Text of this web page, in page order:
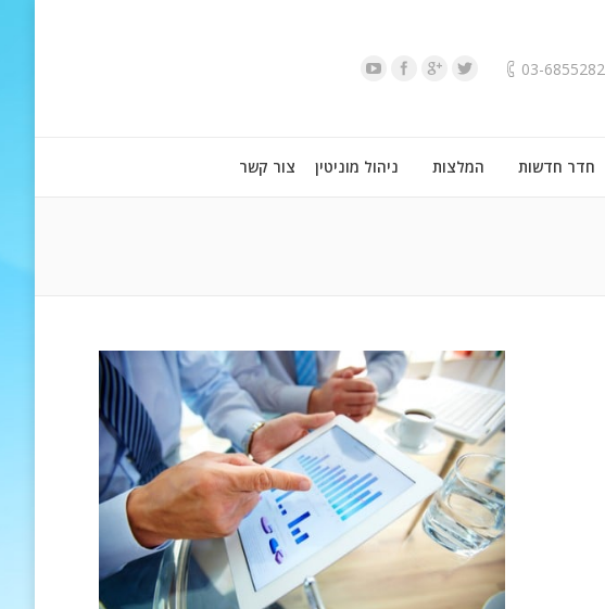
03-6855282
חדר חדשות המלצות ניהול מוניטין צור קשר